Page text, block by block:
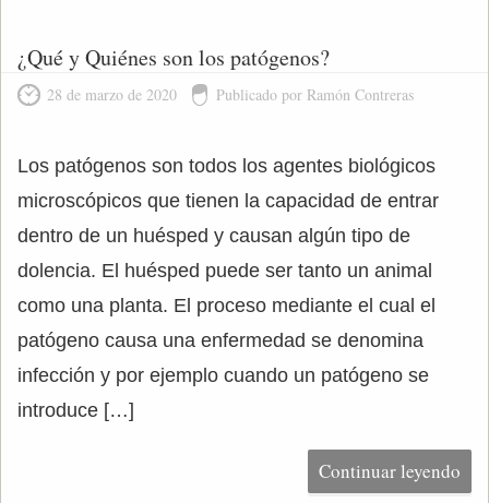
¿Qué y Quiénes son los patógenos?
28 de marzo de 2020 Publicado por Ramón Contreras
Los patógenos son todos los agentes biológicos
microscópicos que tienen la capacidad de entrar
dentro de un huésped y causan algún tipo de
dolencia. El huésped puede ser tanto un animal
como una planta. El proceso mediante el cual el
patógeno causa una enfermedad se denomina
infección y por ejemplo cuando un patógeno se
introduce […]
Continuar leyendo